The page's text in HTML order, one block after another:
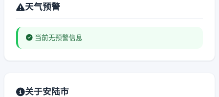
天气预警
当前无预警信息
关于安陆市